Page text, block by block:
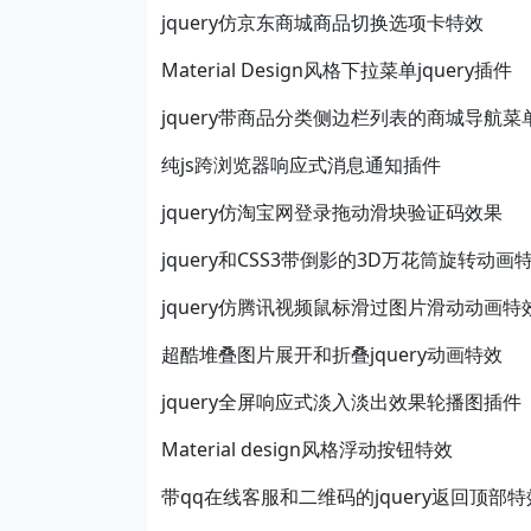
jquery仿京东商城商品切换选项卡特效
Material Design风格下拉菜单jquery插件
jquery带商品分类侧边栏列表的商城导航菜
纯js跨浏览器响应式消息通知插件
jquery仿淘宝网登录拖动滑块验证码效果
jquery和CSS3带倒影的3D万花筒旋转动画
jquery仿腾讯视频鼠标滑过图片滑动动画特
超酷堆叠图片展开和折叠jquery动画特效
jquery全屏响应式淡入淡出效果轮播图插件
Material design风格浮动按钮特效
带qq在线客服和二维码的jquery返回顶部特